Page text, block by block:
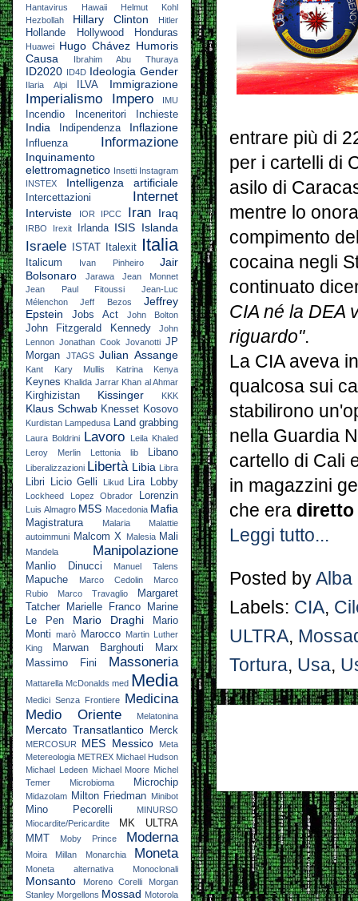
entrare più di
per i cartelli di
asilo di
mentre lo
compimento
cocaina negli
continuato
CIA né la DEA
riguardo".
La CIA aveva
qualcosa sui
stabilirono
nella Guardia
cartello di Cali
in magazzini
che era diretto
Leggi tutto...
Posted by Alba
Labels: CIA,
ULTRA,
Tortura, Usa,
Hantavirus Hawaii
Helmut Kohl
Hezbollah
Hillary Clinton Hitler
Hollande Hollywood Honduras
Huawei Hugo Chávez Humoris
Causa
Ibrahim Abu Thuraya
ID2020 ID4D Ideologia Gender
Ilaria Alpi ILVA Immigrazione
Imperialismo Impero IMU
Incendio Inceneritori Inchieste
India Indipendenza Inflazione
Influenza Informazione
Inquinamento
elettromagnetico Insetti Instagram
INSTEX
Intelligenza artificiale
Intercettazioni Internet
Interviste IOR IPCC Iran Iraq
IRBO Irexit Irlanda ISIS Islanda
Israele ISTAT Italexit Italia
Italicum Ivan Pinheiro
Jair
Bolsonaro
Jarawa
Jean Monnet
Jean Paul Fitoussi
Jean-Luc
Mélenchon
Jeff Bezos
Jeffrey
Epstein
Jobs Act John Bolton
John Fitzgerald Kennedy
John
Lennon Jonathan Cook Jovanotti JP
Morgan
JTAGS Julian Assange
Kant Kary Mullis Katrina Kenya
Keynes Khalida Jarrar Khan al Ahmar
Kirghizistan Kissinger KKK
Klaus Schwab Knesset Kosovo
Kurdistan Lampedusa Land grabbing
Laura Boldrini Lavoro
Leila Khaled
Leroy Merlin
Lettonia lib Libano
Liberalizzazioni Libertà Libia Libra
Libri Licio Gelli Likud Lira Lobby
Lockheed Lopez Obrador Lorenzin
Luis Almagro M5S Macedonia Mafia
Magistratura Malaria
Malattie
autoimmuni Malcom X Malesia Mali
Mandela Manipolazione
Manlio Dinucci Manuel Talens
Mapuche Marco Cedolin
Marco
Rubio
Marco Travaglio
Margaret
Tatcher
Marielle Franco
Marine
Le Pen
Mario Draghi
Mario
Monti
marò Marocco
Martin Luther
King
Marwan Barghouti
Marx
Massimo Fini
Massoneria
Mattarella McDonalds med Media
Medici Senza Frontiere Medicina
Medio Oriente
Melatonina
Mercato Transatlantico Merck
MERCOSUR MES Messico
Meta
Metereologia METREX Michael Hudson
Michael Ledeen Michael Moore Michel
Temer
Microbioma Microchip
Midazolam Milton Friedman Minibot
Mino Pecorelli
MINURSO
Miocardite/Pericardite
MK ULTRA
MMT
Moby Prince Moderna
Moira Millan Monarchia Moneta
Moneta alternativa Monoclonali
Monsanto Moreno Corelli
Morgan
Stanley Morgellons Mossad Motorola